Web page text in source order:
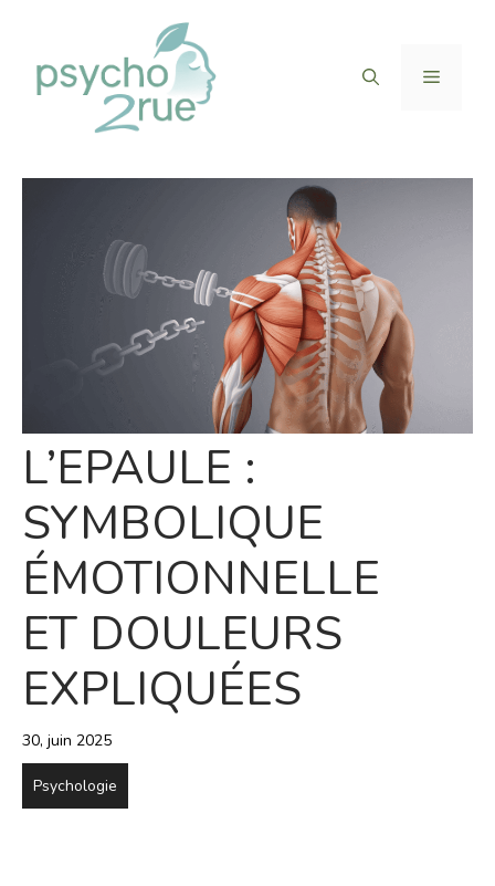
contenu
Menu
L’EPAULE :
SYMBOLIQUE
ÉMOTIONNELLE
ET DOULEURS
EXPLIQUÉES
30, juin 2025
Psychologie